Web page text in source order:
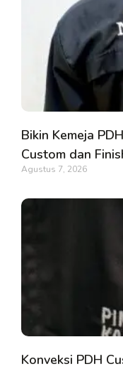
Bikin Kemeja
Custom dan
Agustus 7, 2026
Konveksi PDH